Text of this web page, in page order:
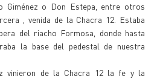
Giménez o Don Estepa, entre otros
, venida de la Chacra 12. Estaba
del riacho Formosa, donde hasta
la base del pedestal de nuestra
vinieron de la Chacra 12 la fe y la